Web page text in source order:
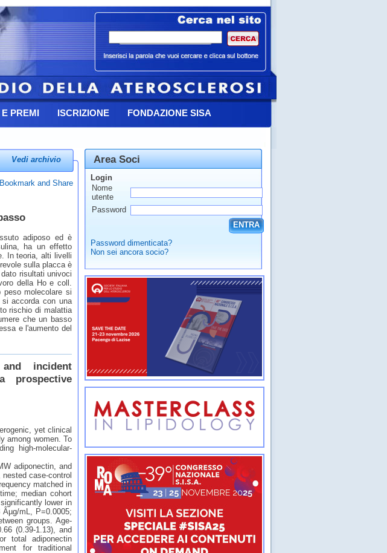
PREMI ISCRIZIONE FONDAZIONE SISA
Vedi archivio
adiposo ed è
ha un effetto
In teoria, alti livelli
sulla placca è
risultati univoci
della Ho e coll.
molecolare si
accorda con una
rischio di malattia
che un basso
e l'aumento del
incident
prospective
yet clinical
among women. To
high-molecular-
adiponectin, and
case-control
matched in
median cohort
lower in
mL, P=0.0005;
groups. Age-
(0.39-1.13), and
total adiponectin
for traditional
Area Soci
Login
Nome
utente
Password
ENTRA
Password dimenticata?
Non sei ancora socio?